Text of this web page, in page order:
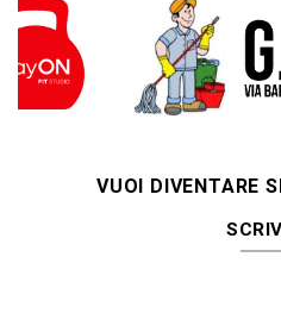
VUOI DIVENTARE